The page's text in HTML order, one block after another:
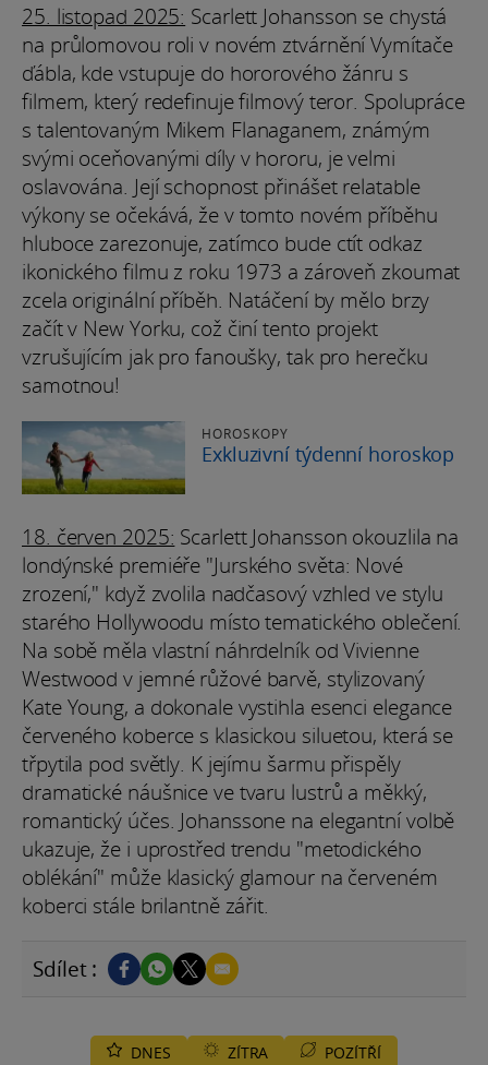
25. listopad 2025: Scarlett Johansson se chystá
na průlomovou roli v novém ztvárnění Vymítače
ďábla, kde vstupuje do hororového žánru s
filmem, který redefinuje filmový teror. Spolupráce
s talentovaným Mikem Flanaganem, známým
svými oceňovanými díly v hororu, je velmi
oslavována. Její schopnost přinášet relatable
výkony se očekává, že v tomto novém příběhu
hluboce zarezonuje, zatímco bude ctít odkaz
ikonického filmu z roku 1973 a zároveň zkoumat
zcela originální příběh. Natáčení by mělo brzy
začít v New Yorku, což činí tento projekt
vzrušujícím jak pro fanoušky, tak pro herečku
samotnou!
HOROSKOPY
Exkluzivní týdenní horoskop
18. červen 2025: Scarlett Johansson okouzlila na
londýnské premiéře "Jurského světa: Nové
zrození," když zvolila nadčasový vzhled ve stylu
starého Hollywoodu místo tematického oblečení.
Na sobě měla vlastní náhrdelník od Vivienne
Westwood v jemné růžové barvě, stylizovaný
Kate Young, a dokonale vystihla esenci elegance
červeného koberce s klasickou siluetou, která se
třpytila pod světly. K jejímu šarmu přispěly
dramatické náušnice ve tvaru lustrů a měkký,
romantický účes. Johanssone na elegantní volbě
ukazuje, že i uprostřed trendu "metodického
oblékání" může klasický glamour na červeném
koberci stále brilantně zářit.
Sdílet :
DNES ZÍTRA
POZÍTŘÍ